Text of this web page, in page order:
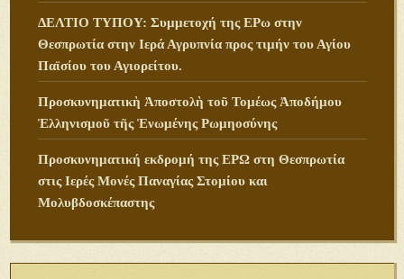
ΔΕΛΤΙΟ ΤΥΠΟΥ: Συμμετοχή της ΕΡω στην
Θεσπρωτία στην Ιερά Αγρυπνία προς τιμήν του Αγίου
Παϊσίου του Αγιορείτου.
Προσκυνηματικὴ Ἀποστολὴ τοῦ Τομέως Ἀποδήμου
Ἑλληνισμοῦ τῆς Ἑνωμένης Ρωμηοσύνης
Προσκυνηματική εκδρομή της ΕΡΩ στη Θεσπρωτία
στις Ιερές Μονές Παναγίας Στομίου και
Μολυβδοσκέπαστης